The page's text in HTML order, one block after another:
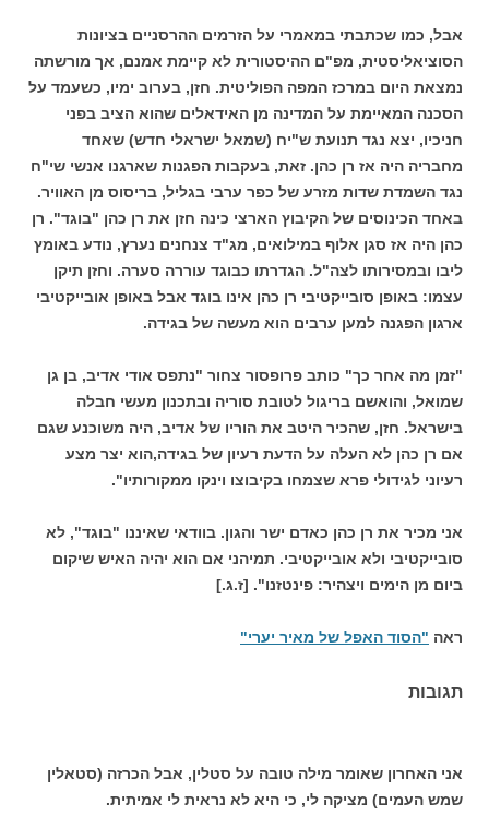
אבל, כמו שכתבתי במאמרי על הזרמים ההרסניים בציונות
הסוציאליסטית, מפ"ם ההיסטורית לא קיימת אמנם, אך מורשתה
נמצאת היום במרכז המפה הפוליטית. חזן, בערוב ימיו, כשעמד על
הסכנה המאיימת על המדינה מן האידאלים שהוא הציב בפני
חניכיו, יצא נגד תנועת ש"יח (שמאל ישראלי חדש) שאחד
מחבריה היה אז רן כהן. זאת, בעקבות הפגנות שארגנו אנשי שי"ח
נגד השמדת שדות מזרע של כפר ערבי בגליל, בריסוס מן האוויר.
באחד הכינוסים של הקיבוץ הארצי כינה חזן את רן כהן "בוגד". רן
כהן היה אז סגן אלוף במילואים, מג"ד צנחנים נערץ, נודע באומץ
ליבו ובמסירותו לצה"ל. הגדרתו כבוגד עוררה סערה. וחזן תיקן
עצמו: באופן סובייקטיבי רן כהן אינו בוגד אבל באופן אובייקטיבי
ארגון הפגנה למען ערבים הוא מעשה של בגידה.
"זמן מה אחר כך" כותב פרופסור צחור "נתפס אודי אדיב, בן גן
שמואל, והואשם בריגול לטובת סוריה ובתכנון מעשי חבלה
בישראל. חזן, שהכיר היטב את הוריו של אדיב, היה משוכנע שגם
אם רן כהן לא העלה על הדעת רעיון של בגידה,הוא יצר מצע
רעיוני לגידולי פרא שצמחו בקיבוצו וינקו ממקורותיו".
אני מכיר את רן כהן כאדם ישר והגון. בוודאי שאיננו "בוגד", לא
סובייקטיבי ולא אובייקטיבי. תמיהני אם הוא יהיה האיש שיקום
ביום מן הימים ויצהיר: פינטזנו". [ז.ג.]
ראה "הסוד האפל של מאיר יערי"
תגובות
אני האחרון שאומר מילה טובה על סטלין, אבל הכרזה (סטאלין
שמש העמים) מציקה לי, כי היא לא נראית לי אמיתית.